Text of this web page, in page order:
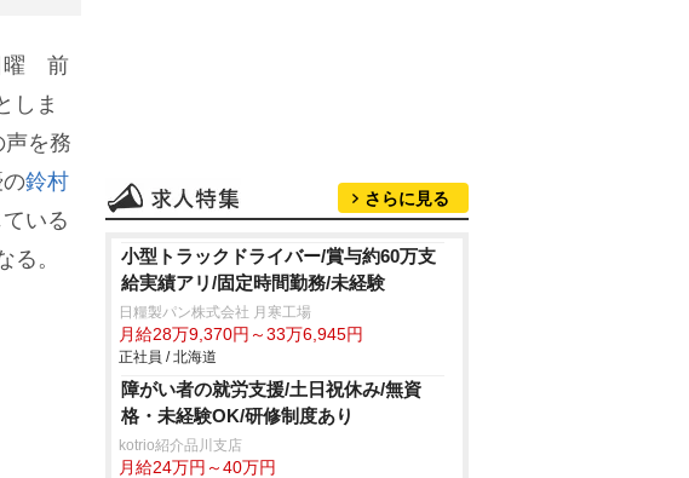
曜 前
しま
を務
鈴村
いる
る。
さらに見る
小型トラックドライバー/賞与約60万支
給実績アリ/固定時間勤務/未経験
日糧製パン株式会社 月寒工場
月給28万9,370円～33万6,945円
正社員 / 北海道
障がい者の就労支援/土日祝休み/無資
格・未経験OK/研修制度あり
kotrio紹介品川支店
月給24万円～40万円